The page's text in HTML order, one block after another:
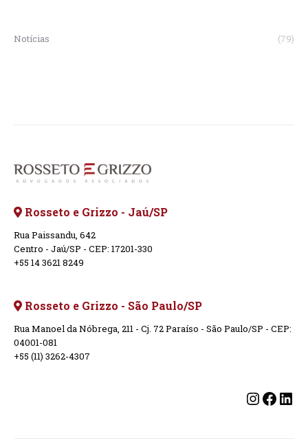
Notícias (79)
Rosseto e Grizzo - Jaú/SP
Rua Paissandu, 642
Centro - Jaú/SP - CEP: 17201-330
+55 14 3621 8249
Rosseto e Grizzo - São Paulo/SP
Rua Manoel da Nóbrega, 211 - Cj. 72 Paraíso - São Paulo/SP - CEP:
04001-081
+55 (11) 3262-4307